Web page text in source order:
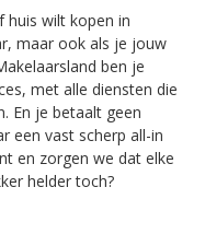
huis wilt kopen in
maar ook als je jouw
ben je
met alle diensten die
En je betaalt geen
een vast scherp all-in
en zorgen we dat elke
helder toch?